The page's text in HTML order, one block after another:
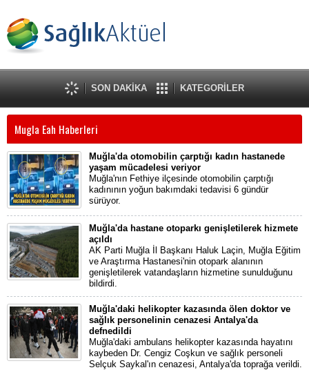
SON DAKİKA KATEGORİLER
Mugla Eah Haberleri
Muğla'da otomobilin çarptığı kadın hastanede
yaşam mücadelesi veriyor
Muğla'nın Fethiye ilçesinde otomobilin çarptığı
kadınının yoğun bakımdaki tedavisi 6 gündür
sürüyor.
Muğla'da hastane otoparkı genişletilerek hizmete
açıldı
AK Parti Muğla İl Başkanı Haluk Laçin, Muğla Eğitim
ve Araştırma Hastanesi'nin otopark alanının
genişletilerek vatandaşların hizmetine sunulduğunu
bildirdi.
Muğla'daki helikopter kazasında ölen doktor ve
sağlık personelinin cenazesi Antalya'da
defnedildi
Muğla'daki ambulans helikopter kazasında hayatını
kaybeden Dr. Cengiz Coşkun ve sağlık personeli
Selçuk Saykal'ın cenazesi, Antalya'da toprağa verildi.